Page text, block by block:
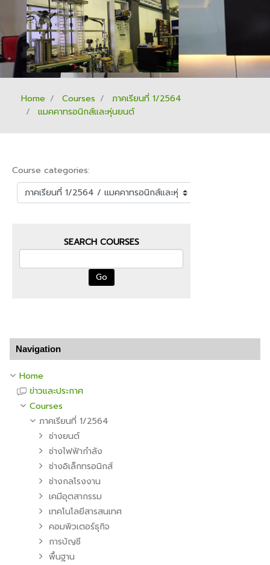
Home Courses
ภาคเรียนที่ 1/2564
แมคคาทรอนิกส์และหุ่นยนต์
Course categories:
SEARCH COURSES
Go
Navigation
Home
ข่าวและประกาศ
Courses
ภาคเรียนที่ 1/2564
ช่างยนต์
ช่างไฟฟ้ากำลัง
ช่างอิเล็กทรอนิกส์
ช่างกลโรงงาน
เคมีอุตสากรรม
เทคโนโลยีสารสนเทศ
คอมพิวเตอร์ธุกิจ
การบัญชี
พื้นฐาน